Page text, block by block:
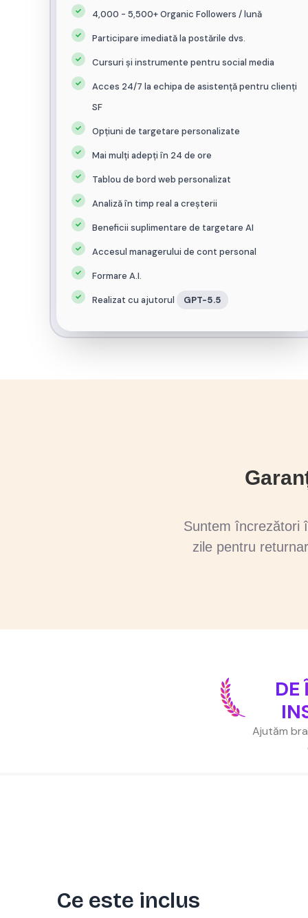
Planul Premium
Plan standard
4,000 - 5,500+ Organic Followers / lună
Participare imediată la postările dvs.
Cursuri și instrumente pentru social media
Acces 24/7 la echipa de asistență pentru clienți
SF
Opțiuni de targetare personalizate
Mai mulți adepți în 24 de ore
Tablou de bord web personalizat
Analiză în timp real a creșterii
Beneficii suplimentare de targetare AI
Accesul managerului de cont personal
Formare A.I.
Realizat cu ajutorul GPT-5.5
Suntem încrezători
zile pentru
DE
Ajutăm
Ce este inclus